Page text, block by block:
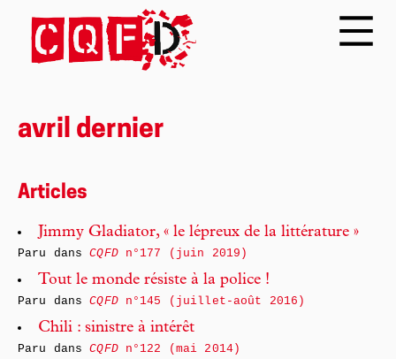
avril dernier
Articles
Jimmy Gladiator, « le lépreux de la littérature »
Paru dansCQFDn°177 (juin 2019)
Tout le monde résiste à la police !
Paru dansCQFDn°145 (juillet-août 2016)
Chili : sinistre à intérêt
Paru dansCQFDn°122 (mai 2014)